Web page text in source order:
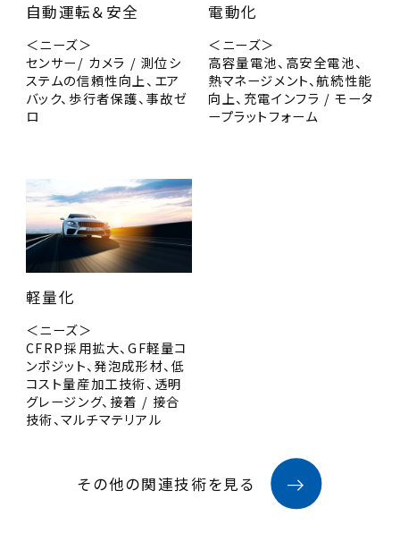
自動運転＆安全
＜ニーズ＞
センサー/ カメラ / 測位シ
ステムの信頼性向上、エア
バック、歩行者保護、事故ゼ
ロ
電動化
＜ニーズ＞
高容量電池、高安全電池、
熱マネージメント、航続性能
向上、充電インフラ / モータ
ープラットフォーム
軽量化
＜ニーズ＞
CFRP採用拡大、GF軽量コ
ンポジット、発泡成形材、低
コスト量産加工技術、透明
グレージング、接着 / 接合
技術、マルチマテリアル
その他の関連技術を見る